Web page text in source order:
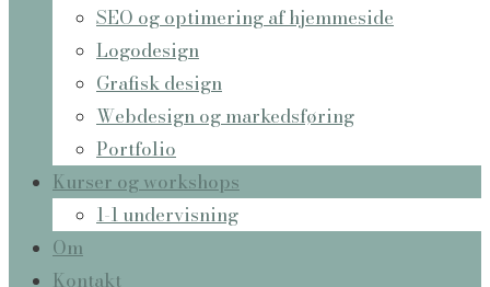
SEO og optimering af hjemmeside
Logodesign
Grafisk design
Webdesign og markedsføring
Portfolio
Kurser og workshops
1-1 undervisning
Om
Kontakt